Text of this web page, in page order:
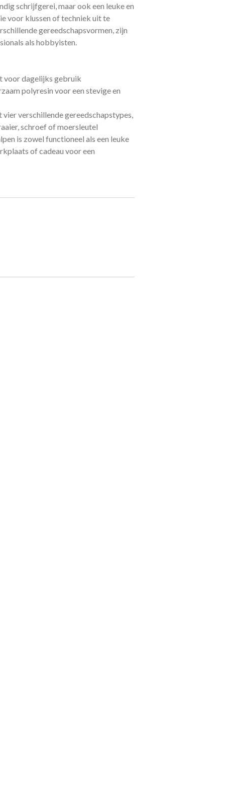
schrijfgerei, maar ook een leuke en
voor klussen of techniek uit te
gereedschapsvormen, zijn
als hobbyisten.
voor dagelijks gebruik
polyresin voor een stevige en
verschillende gereedschapstypes,
schroef of moersleutel
is zowel functioneel als een leuke
of cadeau voor een